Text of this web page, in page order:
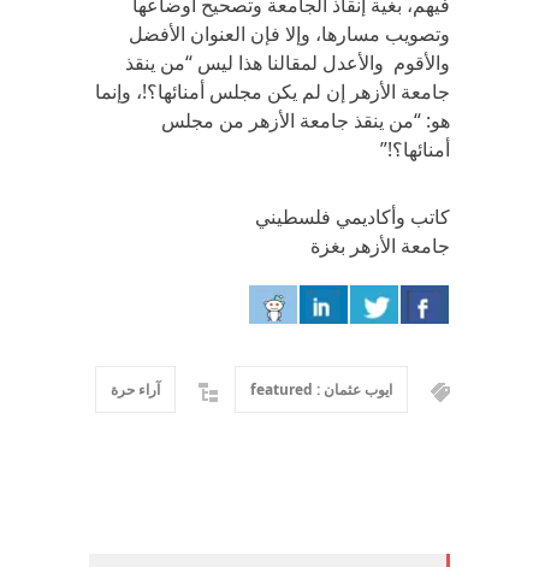
وتصويب مسارها، وإلا فإن العنوان الأفضل
والأقوم والأعدل لمقالنا هذا ليس “من ينقذ
جامعة الأزهر إن لم يكن مجلس أمنائها؟!، وإنما
هو: “من ينقذ جامعة الأزهر من مجلس
أمنائها؟!”
كاتب وأكاديمي فلسطيني
جامعة الأزهر بغزة
ايوب عثمان : featured آراء حرة